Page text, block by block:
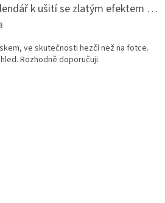
Adventní kalendář k ušití se zlatým efektem 042Q
je 5 z 5 hvězdiček.
ve skutečnosti hezčí než na fotce.
Rozhodně doporučuji.